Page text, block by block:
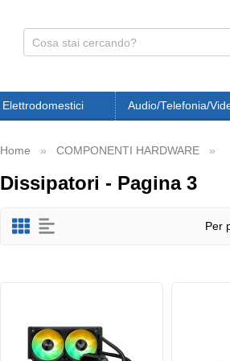
Elettrodomestici Audio/Telefonia/
Home COMPONENTI HARDWARE
Dissipatori - Pagina 3
Per